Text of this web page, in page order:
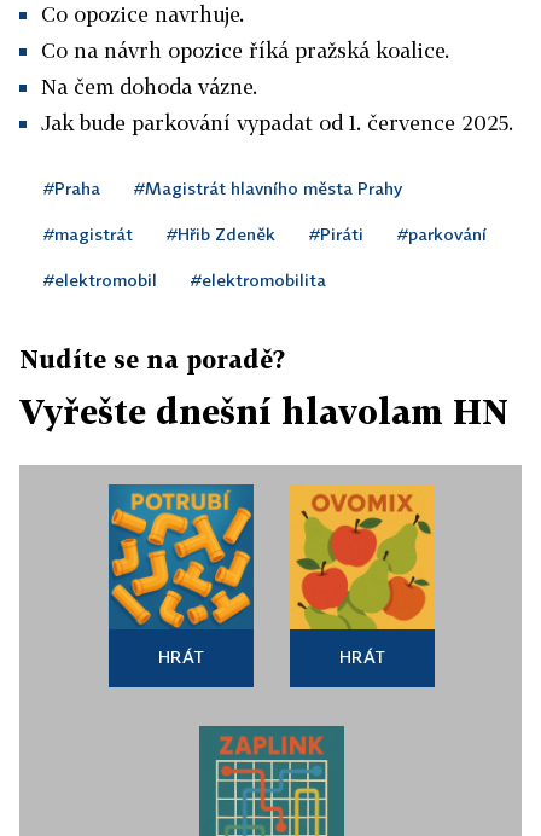
Co opozice navrhuje.
Co na návrh opozice říká pražská koalice.
Na čem dohoda vázne.
Jak bude parkování vypadat od 1. července 2025.
#Praha #Magistrát hlavního města Prahy
#magistrát #Hřib Zdeněk #Piráti #parkování
#elektromobil #elektromobilita
Nudíte se na poradě?
Vyřešte dnešní hlavolam HN
HRÁT HRÁT